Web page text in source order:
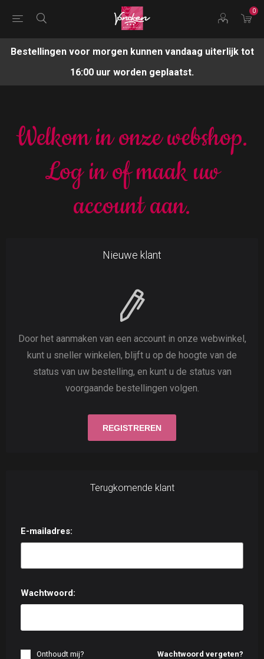
0
Bestellingen voor morgen kunnen vandaag uiterlijk tot
16:00 uur worden geplaatst.
Welkom in onze webshop.
Log in of maak uw
account aan.
Nieuwe klant
Door het aanmaken van een account in onze webwinkel,
kunt u sneller winkelen, blijft u op de hoogte van de
status van uw bestelling, en kunt u de status van
voorgaande bestellingen volgen.
Terugkomende klant
E-mailadres:
Wachtwoord:
Wachtwoord vergeten?
Onthoudt mij?